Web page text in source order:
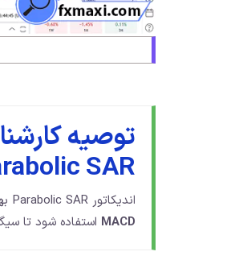
توصیه
SAR
اندیکاتور Parabolic SAR بهتر است در ترکیب با سایر ابزارهای تحلیلی مانند
MACD استفاده شود تا